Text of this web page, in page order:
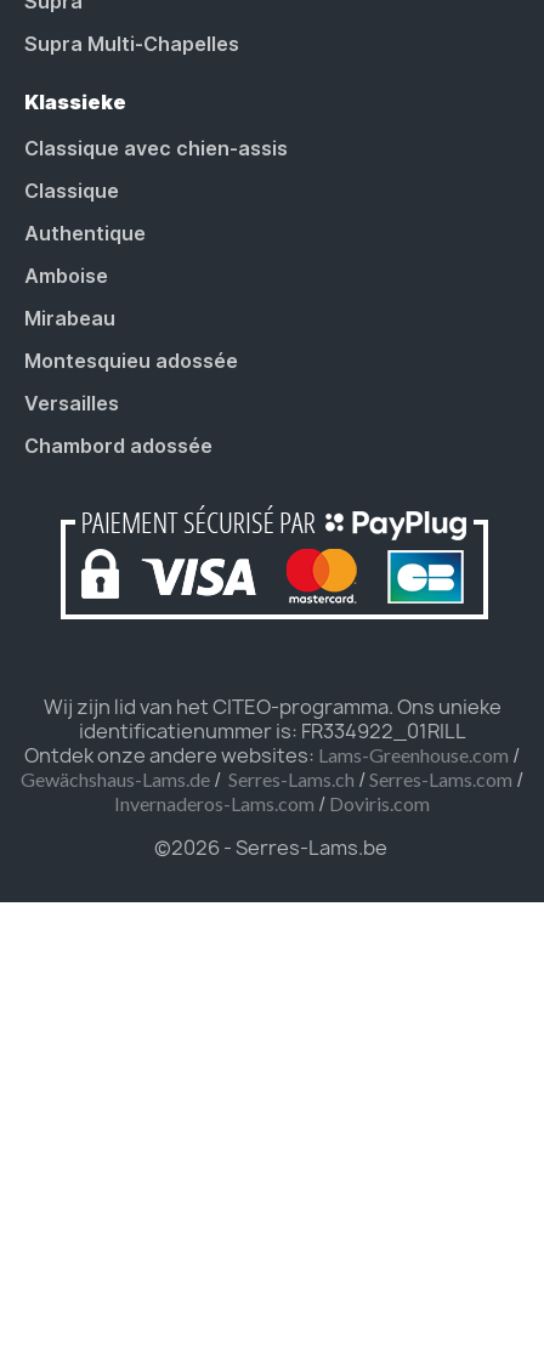
Supra Multi-Chapelles
Klassieke
Classique avec chien-assis
Classique
Authentique
Amboise
Mirabeau
Montesquieu adossée
Versailles
Chambord adossée
Wij zijn lid van het CITEO-programma. Ons unieke
identificatienummer is: FR334922_01RILL
Ontdek onze andere websites: Lams-Greenhouse.com /
Gewächshaus-Lams.de / Serres-Lams.ch /Serres-Lams.com /
Invernaderos-Lams.com / Doviris.com
©2026 - Serres-Lams.be